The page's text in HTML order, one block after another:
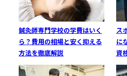
鍼灸師専門学校の学費はいく
ら？費用の相場と安く抑える
方法を徹底解説
ス
に
資